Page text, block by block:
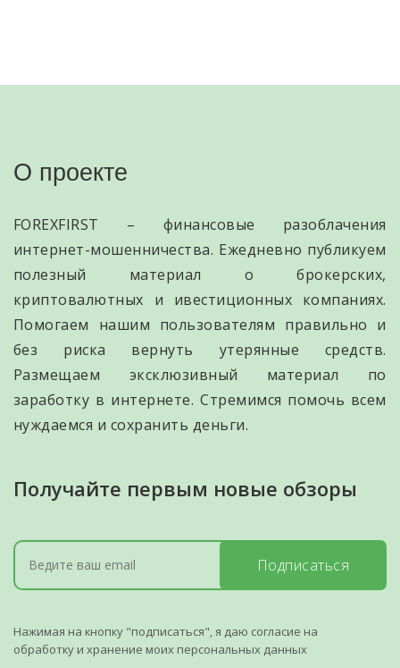
О проекте
FOREXFIRST – финансовые разоблачения
интернет-мошенничества. Ежедневно публикуем
полезный материал о брокерских,
криптовалютных и ивестиционных компаниях.
Помогаем нашим пользователям правильно и
без риска вернуть утерянные средств.
Размещаем эксклюзивный материал по
заработку в интернете. Стремимся помочь всем
нуждаемся и сохранить деньги.
Получайте первым новые обзоры
Подписаться
Нажимая на кнопку "подписаться", я даю согласие на
обработку и хранение моих персональных данных